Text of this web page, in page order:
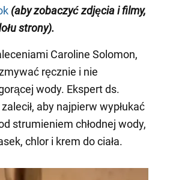
(aby zobaczyć zdjęcia i filmy,
strony).
Caroline Solomon,
ręcznie i nie
wody. Ekspert ds.
aby najpierw wypłukać
strumieniem chłodnej wody,
chlor i krem do ciała.